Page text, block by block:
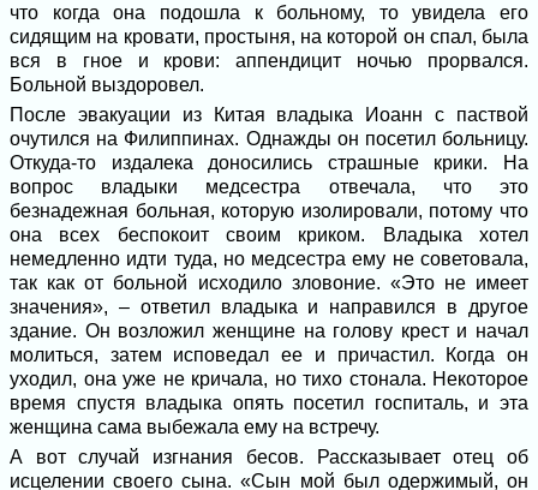
что когда она подошла к больному, то увидела его
сидящим на кровати, простыня, на которой он спал, была
вся в гное и крови: аппендицит ночью прорвался.
Больной выздоровел.
После эвакуации из Китая владыка Иоанн с паствой
очутился на Филиппинах. Однажды он посетил больницу.
Откуда-то издалека доносились страшные крики. На
вопрос владыки медсестра отвечала, что это
безнадежная больная, которую изолировали, потому что
она всех беспокоит своим криком. Владыка хотел
немедленно идти туда, но медсестра ему не советовала,
так как от больной исходило зловоние. «Это не имеет
значения», – ответил владыка и направился в другое
здание. Он возложил женщине на голову крест и начал
молиться, затем исповедал ее и причастил. Когда он
уходил, она уже не кричала, но тихо стонала. Некоторое
время спустя владыка опять посетил госпиталь, и эта
женщина сама выбежала ему на встречу.
А вот случай изгнания бесов. Рассказывает отец об
исцелении своего сына. «Сын мой был одержимый, он